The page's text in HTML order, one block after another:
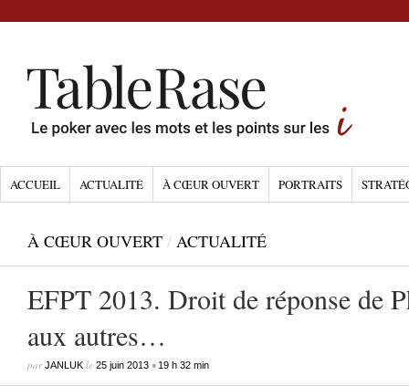
ACCUEIL ACTUALITÉ À CŒUR OUVERT PORTRAITS
À CŒUR OUVERT / ACTUALITÉ
EFPT 2013. Droit de réponse de
aux autres…
parJANLUK le 25 juin 2013 • 19 h 32 min